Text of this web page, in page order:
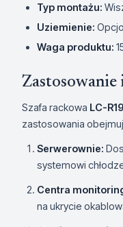
Typ montażu:
Uziemienie:
Waga produktu:
Zastosowanie
Szafa rackowa LC-
zastosowania
Serwerownie:
systemowi
Centra
na ukrycie